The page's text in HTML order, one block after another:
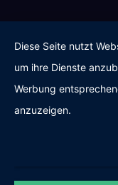
Diese Seite nutzt
um ihre Dienste
Werbung
anzuzeigen.